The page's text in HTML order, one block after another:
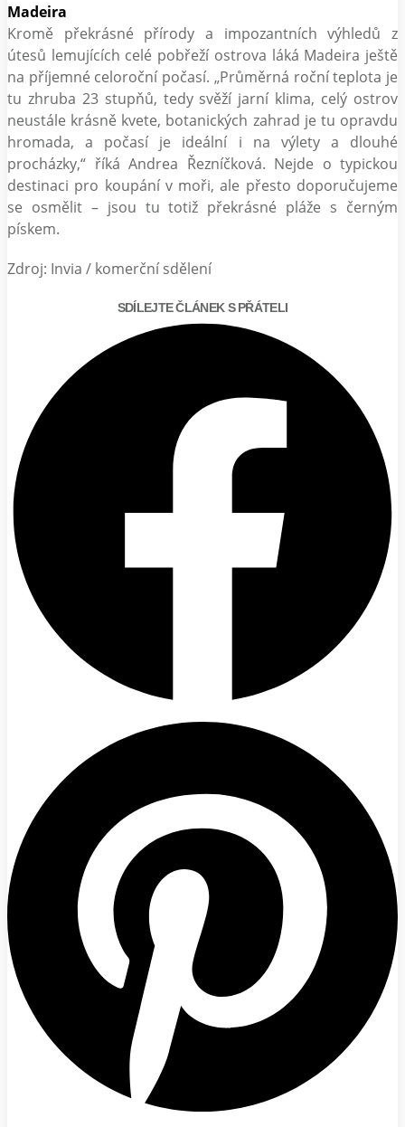
Madeira
Kromě překrásné přírody a impozantních výhledů z
útesů lemujících celé pobřeží ostrova láká Madeira ještě
na příjemné celoroční počasí. „Průměrná roční teplota je
tu zhruba 23 stupňů, tedy svěží jarní klima, celý ostrov
neustále krásně kvete, botanických zahrad je tu opravdu
hromada, a počasí je ideální i na výlety a dlouhé
procházky,“ říká Andrea Řezníčková. Nejde o typickou
destinaci pro koupání v moři, ale přesto doporučujeme
se osmělit – jsou tu totiž překrásné pláže s černým
pískem.
Zdroj: Invia / komerční sdělení
SDÍLEJTE ČLÁNEK S PŘÁTELI